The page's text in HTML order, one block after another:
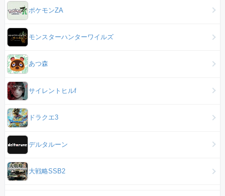
ポケモンZA
モンスターハンターワイルズ
あつ森
サイレントヒルf
ドラクエ3
デルタルーン
大戦略SSB2